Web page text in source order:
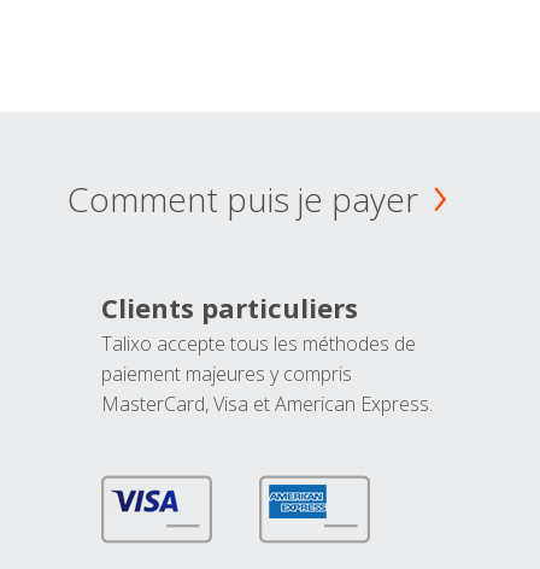
Comment puis je payer
Clients particuliers
Talixo accepte tous les méthodes de
paiement majeures y compris
MasterCard, Visa et American Express.